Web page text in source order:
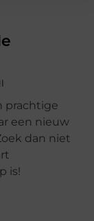
prachtige
een nieuw
dan niet
is!